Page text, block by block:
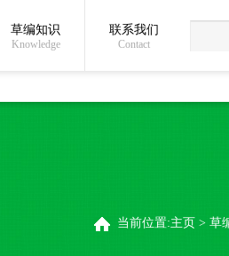
关于我们 草编常识
草编知识
Knowledge
联系我们
Contact
当前位置:主页 > 草